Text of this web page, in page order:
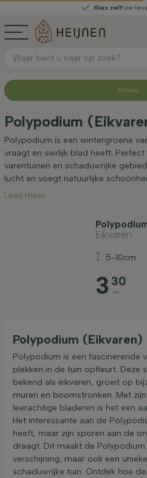
Kies zelfuw leverweek
Sorteer op
Standplaats
Toepassing
Filters
Polypodium
Polypodium is een wintergroene
vraagt en sierlijk blad heeft.
varentuinen en schaduwrijke
lucht en voegt natuurlijke
Lees meer
Eikvaren
5-10cm
3 30
va
Polypodium (Eikvaren)
Polypodium is een fascinerende
plekken in de tuin opfleurt. Deze
bekend als eikvaren, groeit op
muren en boomstronken. Met
leerachtige bladeren is het een
Het interessante aan de
heeft, maar zijn sporen aan de
draagt. Dit maakt de
verschijning, maar ook een
schaduwrijke tuin. Ontdek hoe